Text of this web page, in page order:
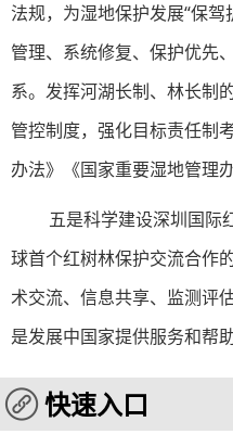
法规，为湿地保护发展“保
管理、系统修复、保护优先
系。发挥河湖长制、林长制
管控制度，强化目标责任制
办法》《国家重要湿地管理
五是科学建设深圳国际
球首个红树林保护交流合作
术交流、信息共享、监测评
是发展中国家提供服务和帮
快速入口